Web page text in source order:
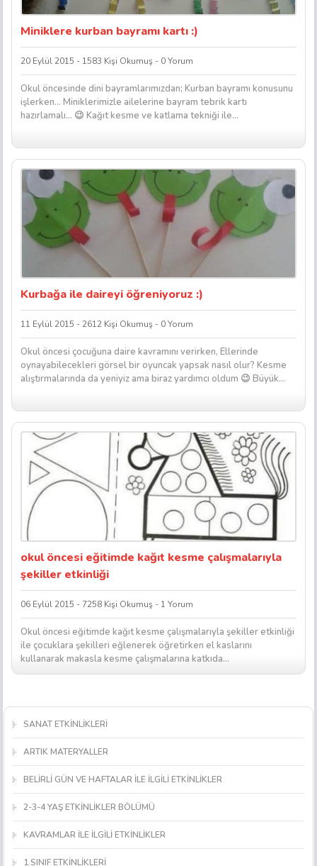
Miniklere kurban bayramı kartı :)
20 Eylül 2015 - 1583 Kişi Okumuş - 0 Yorum
Okul öncesinde dini bayramlarımızdan; Kurban bayramı konusunu
işlerken… Miniklerimizle ailelerine bayram tebrik kartı
hazırlamalı… 😉 Kağıt kesme ve katlama tekniği ile...
Kurbağa ile daireyi öğreniyoruz :)
11 Eylül 2015 - 2612 Kişi Okumuş - 0 Yorum
Okul öncesi çocuğuna daire kavramını verirken, Ellerinde
oynayabilecekleri görsel bir oyuncak yapsak nasıl olur? Kesme
alıştırmalarında da yeniyiz ama biraz yardımcı oldum 😉 Büyük...
okul öncesi eğitimde kağıt kesme çalışmalarıyla
şekiller etkinliği
06 Eylül 2015 - 7258 Kişi Okumuş - 1 Yorum
Okul öncesi eğitimde kağıt kesme çalışmalarıyla şekiller etkinliği
ile çocuklara şekilleri eğlenerek öğretirken el kaslarını
kullanarak makasla kesme çalışmalarına katkıda...
SANAT ETKİNLİKLERİ
ARTIK MATERYALLER
BELİRLİ GÜN VE HAFTALAR İLE İLGİLİ ETKİNLİKLER
2-3-4 YAŞ ETKİNLİKLER BÖLÜMÜ
KAVRAMLAR İLE İLGİLİ ETKİNLİKLER
1.SINIF ETKİNLİKLERİ